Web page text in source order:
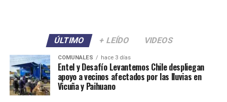
ÚLTIMO + LEÍDO VIDEOS
COMUNALES hace 3 días
Entel y Desafío Levantemos Chile despliegan
apoyo a vecinos afectados por las lluvias en
Vicuña y Paihuano